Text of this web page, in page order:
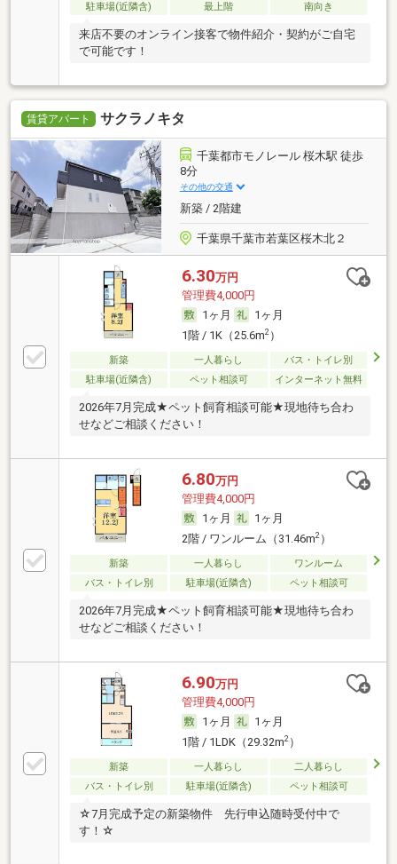
駐車場(近隣含) 最上階 南向き
来店不要のオンライン接客で物件紹介・契約がご自宅
で可能です！
賃貸アパート サクラノキタ
千葉都市モノレール 桜木駅 徒歩
8分
その他の交通
新築 / 2階建
千葉県千葉市若葉区桜木北２
6.30万円
管理費4,000円
1ヶ月
1ヶ月
1階 / 1K（25.6m2）
新築 一人暮らし
バス・トイレ別
駐車場(近隣含)
ペット相談可 インターネット無料
2026年7月完成★ペット飼育相談可能★現地待ち合わ
せなどご相談ください！
6.80万円
管理費4,000円
1ヶ月
1ヶ月
2階 / ワンルーム（31.46m2）
新築 一人暮らし
ワンルーム
バス・トイレ別
駐車場(近隣含) ペット相談可
2026年7月完成★ペット飼育相談可能★現地待ち合わ
せなどご相談ください！
6.90万円
管理費4,000円
1ヶ月
1ヶ月
1階 / 1LDK（29.32m2）
新築 一人暮らし
二人暮らし
バス・トイレ別
駐車場(近隣含) ペット相談可
☆7月完成予定の新築物件 先行申込随時受付中で
す！☆